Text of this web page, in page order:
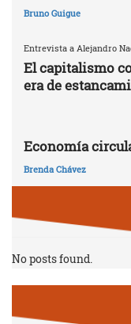
Bruno Guigue
Entrevista a Alejandro
El capitalismo
era de
Economía
Brenda Chávez
No posts found.